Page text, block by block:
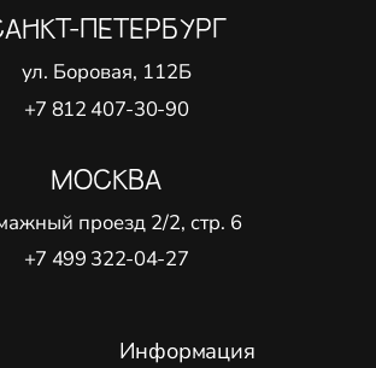
Информация
ПЕТЕРБУРГ
ул. Боровая, 112Б
+7 812 407-30-90
МОСКВА
проезд 2/2, стр. 6
+7 499 322-04-27